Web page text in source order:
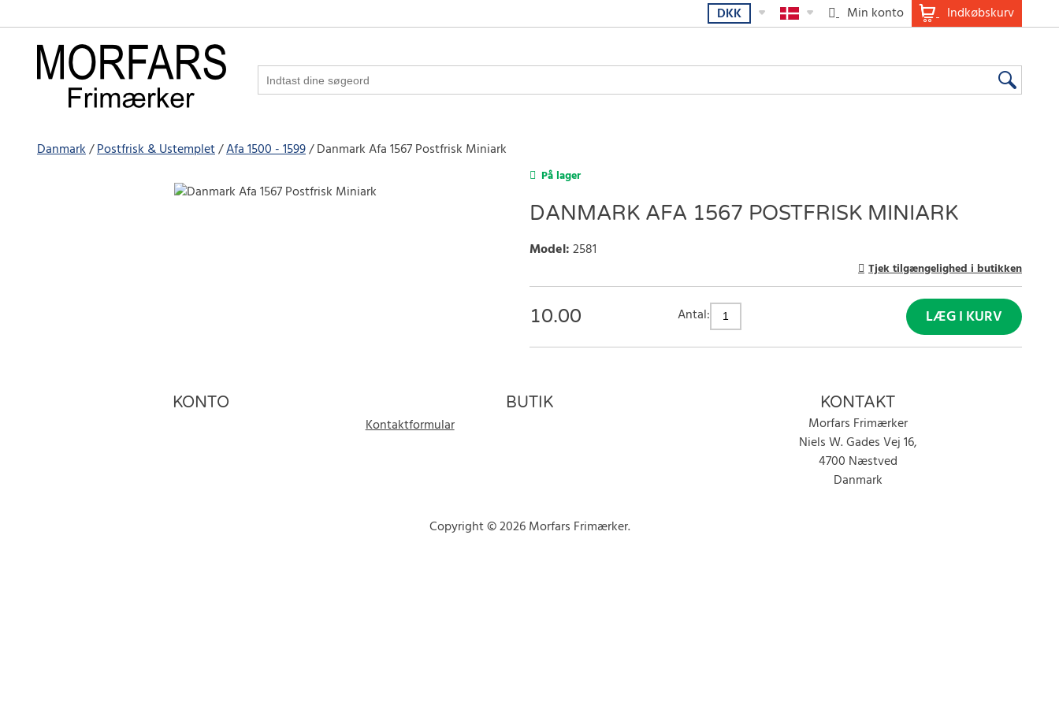
Indkøbskurv
Min konto
DKK
Danmark Postfrisk & Ustemplet Afa 1500 - 1599 Danmark Afa 1567 Postfrisk Miniark
På lager
DANMARK AFA 1567 POSTFRISK MINIARK
Model:2581
Tjek tilgængelighed i butikken
10.00 Antal: LÆG I KURV
KONTO BUTIK
Kontaktformular
KONTAKT
Morfars Frimærker
Niels W. Gades Vej 16,
4700 Næstved
Danmark
Copyright © 2026 Morfars Frimærker.